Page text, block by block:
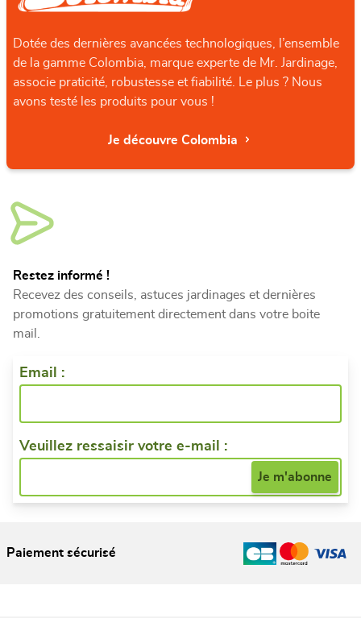
Dotée des dernières avancées technologiques, l’ensemble
de la gamme Colombia, marque experte de Mr. Jardinage,
associe praticité, robustesse et fiabilité. Le plus ? Nous
avons testé les produits pour vous !
Je découvre Colombia
Restez informé !
Recevez des conseils, astuces jardinages et dernières
promotions gratuitement directement dans votre boite
mail.
Email :
Veuillez ressaisir votre e-mail :
Paiement sécurisé